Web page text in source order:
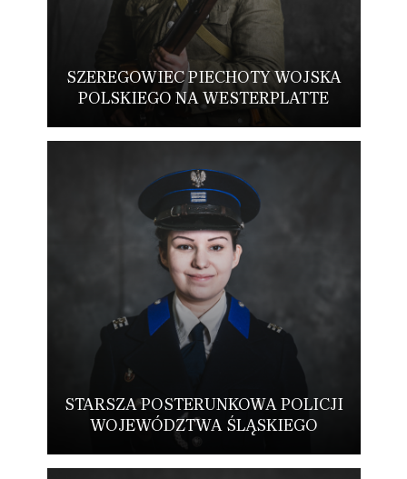
SZEREGOWIEC PIECHOTY WOJSKA
POLSKIEGO NA WESTERPLATTE
STARSZA POSTERUNKOWA POLICJI
WOJEWÓDZTWA ŚLĄSKIEGO